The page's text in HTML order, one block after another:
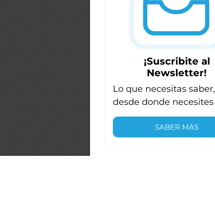
¡Suscribite al
Newsletter!
Lo que necesitas saber,
desde donde necesites
SABER MÁS